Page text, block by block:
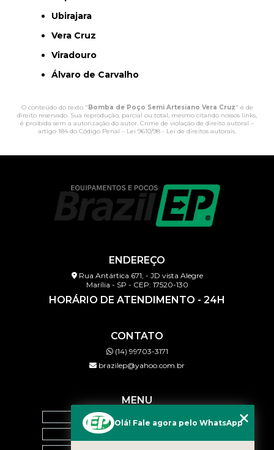
Ubirajara
Vera Cruz
Viradouro
Álvaro de Carvalho
O conteúdo do texto " Bomba de Poço Semi Artesiano Vera Cruz" é de
direito reservado. Sua reprodução, parcial ou total, mesmo citando nossos links,
é proibida sem a autorização do autor. Crime de violação de direito autoral –
artigo 184 do Código Penal – Lei 9610/98 - Lei de direitos autorais.
ENDEREÇO
Rua Antártica 671, - JD vista Alegre
Marília - SP - CEP: 17520-130
HORÁRIO DE ATENDIMENTO - 24H
CONTATO
(14) 99703-3171
brazilep@yahoo.com.br
MENU
HOME
Olá! Fale agora pelo WhatsApp